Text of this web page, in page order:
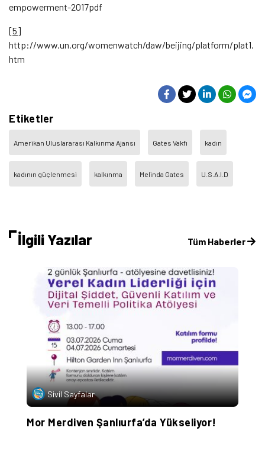
empowerment-2017pdf
[5]
http://www.un.org/womenwatch/daw/beijing/platform/plat1.
htm
Etiketler
Amerikan Uluslararası Kalkınma Ajansı Gates Vakfı kadın
kadının güçlenmesi kalkınma Melinda Gates U.S.A.I.D
İlgili Yazılar Tüm Haberler
Sivil Sayfalar
Mor Merdiven Şanlıurfa’da Yükseliyor!